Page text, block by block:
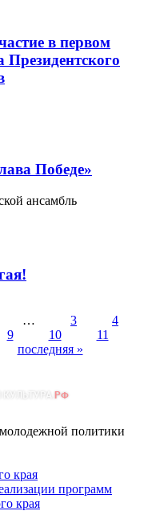
в первом
Президентского
Победе»
ансамбль
… 3
4
9 10
11
последняя »
политики
края
программ
края